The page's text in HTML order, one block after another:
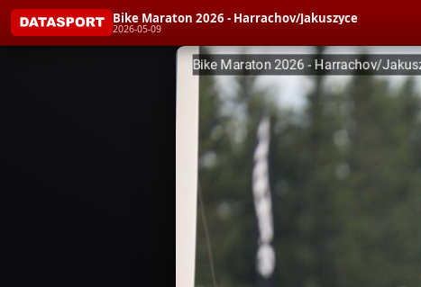
Bike Maraton 2026 - Harrachov/Jakuszyce
2026-05-09